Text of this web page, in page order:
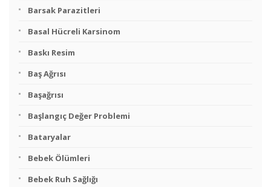
Barsak Parazitleri
Basal Hücreli Karsinom
Baskı Resim
Baş Ağrısı
Başağrısı
Başlangıç Değer Problemi
Bataryalar
Bebek Ölümleri
Bebek Ruh Sağlığı